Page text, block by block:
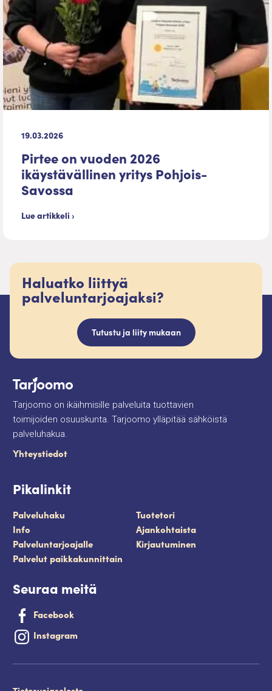
19.03.2026
Pirtee on vuoden 2026
ikäystävällinen yritys Pohjois-
Savossa
Lue artikkeli ›
Haluatko liittyä
palveluntarjoajaksi?
Tutustu ja liity mukaan
Tarjoomo on ikäihmisille palveluita tuottavien
toimijoiden osuuskunta. Tarjoomo ylläpitää sähköistä
palveluhakua.
Yhteystiedot
Pikalinkit
Palveluhaku
Tuotetori
Info
Ajankohtaista
Palveluntarjoajalle
Kirjautuminen
Palvelut paikkakunnittain
Seuraa meitä
Facebook
Instagram